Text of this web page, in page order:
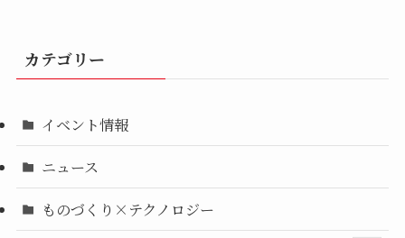
カテゴリー
イベント情報
ニュース
ものづくり×テクノロジー